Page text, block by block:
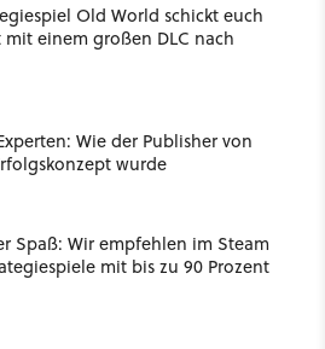
Old World schickt euch
einem großen DLC nach
Wie der Publisher von
wurde
Spaß: Wir empfehlen im Steam
mit bis zu 90 Prozent